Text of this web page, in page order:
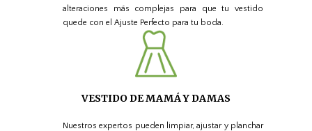
alteraciones más complejas para que tu vestido
quede con el Ajuste Perfecto para tu boda.
VESTIDO DE MAMÁ Y DAMAS
Nuestros expertos pueden limpiar, ajustar y planchar